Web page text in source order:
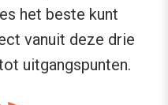
het beste kunt
vanuit deze drie
uitgangspunten.